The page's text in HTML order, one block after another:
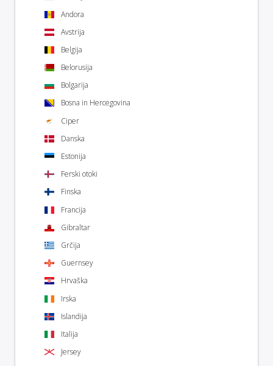
Andora
Avstrija
Belgija
Belorusija
Bolgarija
Bosna in Hercegovina
Ciper
Danska
Estonija
Ferski otoki
Finska
Francija
Gibraltar
Grčija
Guernsey
Hrvaška
Irska
Islandija
Italija
Jersey